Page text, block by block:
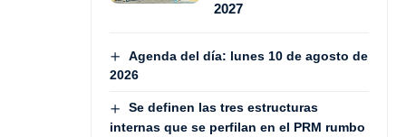
2027
Agenda del día: lunes 10 de agosto de
2026
Se definen las tres estructuras
internas que se perfilan en el PRM rumbo